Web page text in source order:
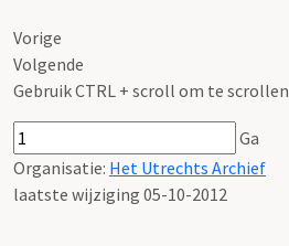
Vorige
Volgende
Gebruik CTRL + scroll om te scrollen
Ga
Organisatie: Het Utrechts Archief
laatste wijziging 05-10-2012